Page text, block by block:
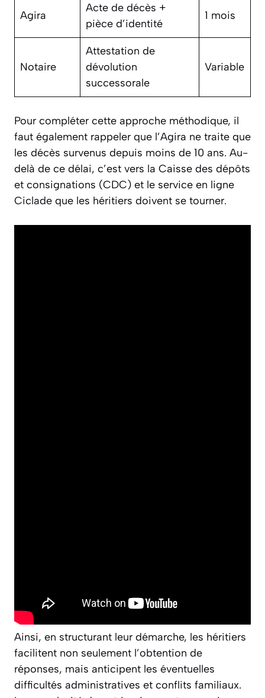
Agira
Acte de décès +
pièce d’identité
1 mois
Notaire
Attestation de
dévolution
successorale
Variable
Pour compléter cette approche méthodique, il
faut également rappeler que l’Agira ne traite que
les décès survenus depuis moins de 10 ans. Au-
delà de ce délai, c’est vers la Caisse des dépôts
et consignations (CDC) et le service en ligne
Ciclade que les héritiers doivent se tourner.
Ainsi, en structurant leur démarche, les héritiers
facilitent non seulement l’obtention de
réponses, mais anticipent les éventuelles
difficultés administratives et conflits familiaux.